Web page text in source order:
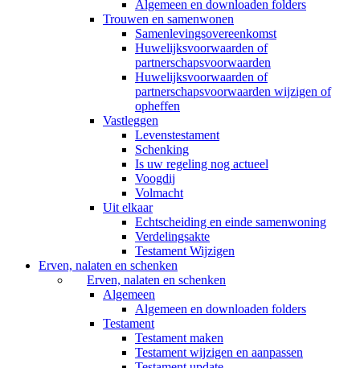
Algemeen en downloaden folders
Trouwen en samenwonen
Samenlevingsovereenkomst
Huwelijksvoorwaarden of
partnerschapsvoorwaarden
Huwelijksvoorwaarden of
partnerschapsvoorwaarden wijzigen of
opheffen
Vastleggen
Levenstestament
Schenking
Is uw regeling nog actueel
Voogdij
Volmacht
Uit elkaar
Echtscheiding en einde samenwoning
Verdelingsakte
Testament Wijzigen
Erven, nalaten en schenken
Erven, nalaten en schenken
Algemeen
Algemeen en downloaden folders
Testament
Testament maken
Testament wijzigen en aanpassen